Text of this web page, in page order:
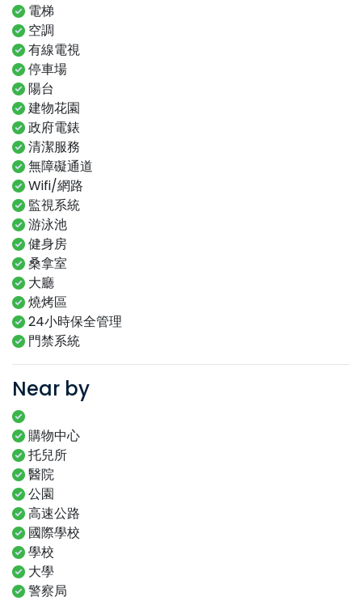
電梯
空調
有線電視
停車場
陽台
建物花園
政府電錶
清潔服務
無障礙通道
Wifi/網路
監視系統
游泳池
健身房
桑拿室
大廳
燒烤區
24小時保全管理
門禁系統
Near by
購物中心
托兒所
醫院
公園
高速公路
國際學校
學校
大學
警察局